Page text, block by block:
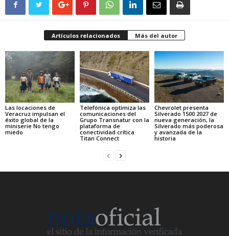
Artículos relacionados Más del autor
Las locaciones de
Veracruz impulsan el
éxito global de la
miniserie No tengo
miedo
Telefónica optimiza las
comunicaciones del
Grupo Transnatur con la
plataforma de
conectividad crítica
Titan Connect
Chevrolet presenta
Silverado 1500 2027 de
nueva generación, la
Silverado más poderosa
y avanzada de la
historia